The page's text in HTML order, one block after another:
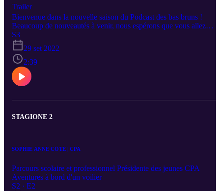
Trailer
Bienvenue dans la nouvelle saison du Podcast des bas bruns !
Beaucoup de nouveautés à venir, nous espérons que vous allez
apprécier notre nouvelle approche et nos nouvelles animatrices
Merci à Juliane d'être 20ans en avance N'hésitez pas à nous laisser
des commentaires sur nos réseaux sociaux
https://linktr.ee/comitecpauqtrlongueuil
S3
29 set 2022
2:39
STAGIONE 2
SOPHIE ANNE CÔTÉ | CPA
Parcours scolaire et professionnel Présidente des jeunes CPA
Aventures à bord d'un voilier
S2 · E2